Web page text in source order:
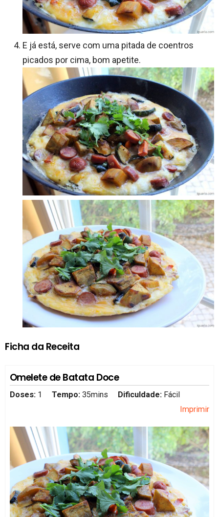
E já está, serve com uma pitada de coentros
picados por cima, bom apetite.
Ficha da Receita
Omelete de Batata Doce
Doses: 1 Tempo: 35mins Dificuldade: Fácil
Imprimir